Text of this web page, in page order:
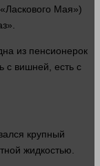
Мая»)
из пенсионерок
с вишней, есть с
крупный
жидкостью.